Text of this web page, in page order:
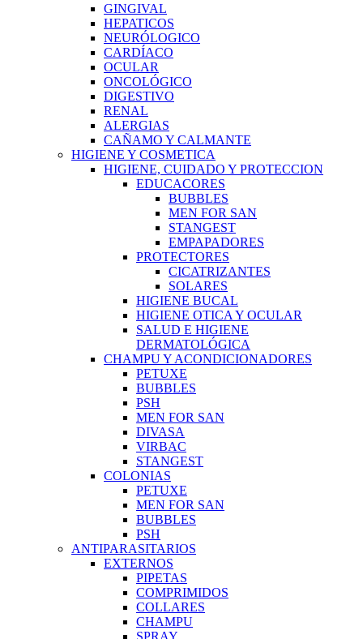
GINGIVAL
HEPATICOS
NEURÓLOGICO
CARDÍACO
OCULAR
ONCOLÓGICO
DIGESTIVO
RENAL
ALERGIAS
CAÑAMO Y CALMANTE
HIGIENE Y COSMETICA
HIGIENE, CUIDADO Y PROTECCION
EDUCACORES
BUBBLES
MEN FOR SAN
STANGEST
EMPAPADORES
PROTECTORES
CICATRIZANTES
SOLARES
HIGIENE BUCAL
HIGIENE OTICA Y OCULAR
SALUD E HIGIENE
DERMATOLÓGICA
CHAMPU Y ACONDICIONADORES
PETUXE
BUBBLES
PSH
MEN FOR SAN
DIVASA
VIRBAC
STANGEST
COLONIAS
PETUXE
MEN FOR SAN
BUBBLES
PSH
ANTIPARASITARIOS
EXTERNOS
PIPETAS
COMPRIMIDOS
COLLARES
CHAMPU
SPRAY